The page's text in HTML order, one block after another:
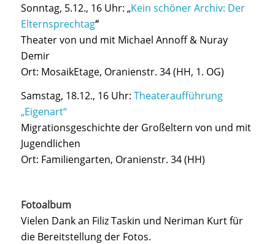
Sonntag, 5.12., 16 Uhr: „Kein schöner Archiv: Der
Elternsprechtag“
Theater von und mit Michael Annoff & Nuray
Demir
Ort: MosaikEtage, Oranienstr. 34 (HH, 1. OG)
Samstag, 18.12., 16 Uhr: Theateraufführung
„Eigenart“
Migrationsgeschichte der Großeltern von und mit
Jugendlichen
Ort: Familiengarten, Oranienstr. 34 (HH)
Fotoalbum
Vielen Dank an Filiz Taskin und Neriman Kurt für
die Bereitstellung der Fotos.